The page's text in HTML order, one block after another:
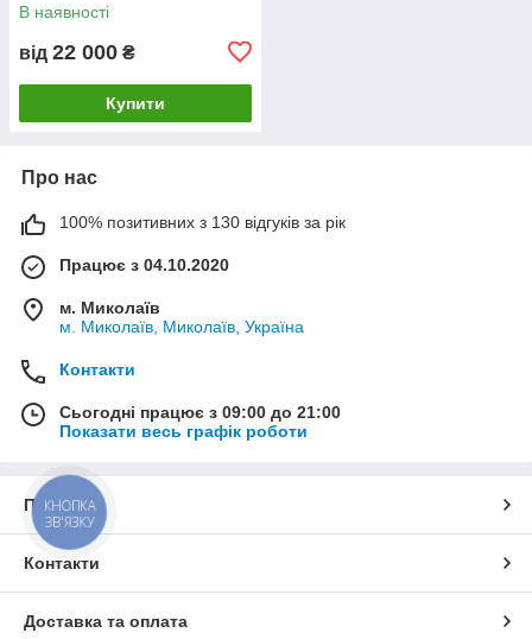
В наявності
від 22 000 ₴
Купити
Про нас
100% позитивних з 130 відгуків за рік
Працює з 04.10.2020
м. Миколаїв
м. Миколаїв, Миколаїв, Україна
Контакти
Сьогодні працює з 09:00 до 21:00
Показати весь графік роботи
Про нас
Контакти
Доставка та оплата
КНОПКА
ЗВ'ЯЗКУ